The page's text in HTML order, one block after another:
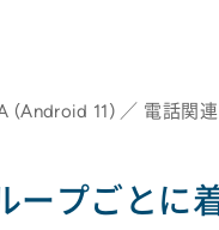
(Android 11) ／ 電話関連
ープごとに